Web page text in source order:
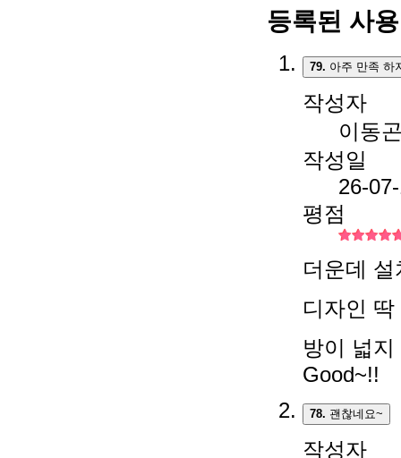
등록된 사
79. 아주 만족 하
작성자
이동
작성일
26-
평점
더운데
디자인
방이 넓
Good~!!
78. 괜찮네요~
작성자